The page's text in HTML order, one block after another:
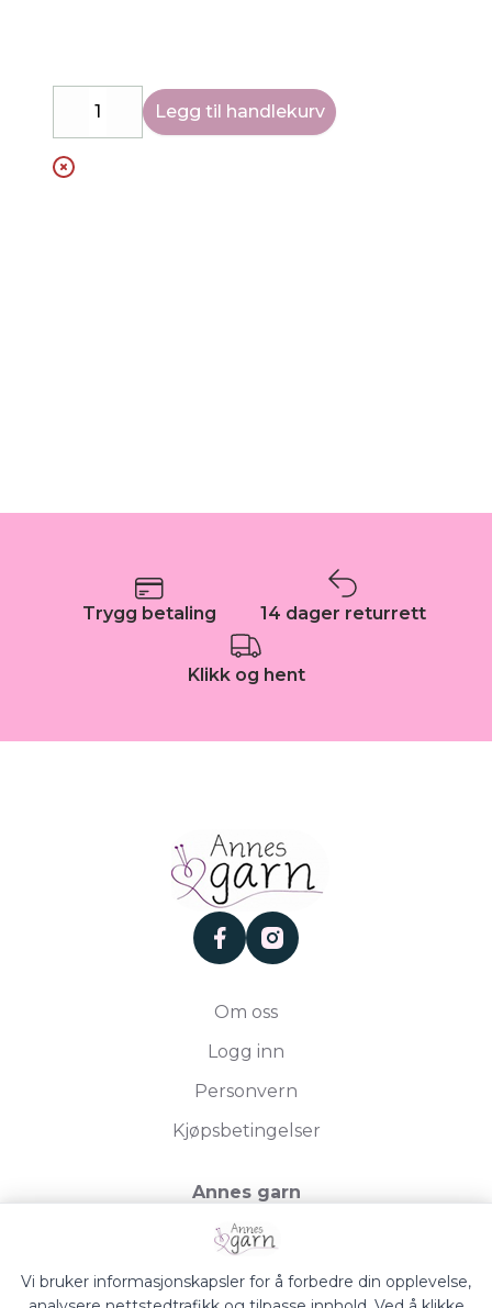
DecreaseIncrease
Legg til handlekurv
Trygg betaling 14 dager returrett
Klikk og hent
facebookinstagram
Om oss
Logg inn
Personvern
Kjøpsbetingelser
Annes garn
Storgata 19, 2750 Gran
Org.nr. 994050613
Vi bruker informasjonskapsler for å forbedre din opplevelse,